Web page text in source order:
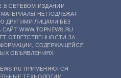
В СЕТЕВОМ ИЗДАНИИ
МАТЕРИАЛЫ НЕ ПОДЛЕЖАТ
ДРУГИМИ ЛИЦАМИ БЕЗ
WWW.TOPNEWS.RU
ОТВЕТСТВЕННОСТИ ЗА
СОДЕРЖАЩЕЙСЯ
ОБЪЯВЛЕНИЯХ
ПРИМЕНЯЮТСЯ
ТЕХНОЛОГИИ